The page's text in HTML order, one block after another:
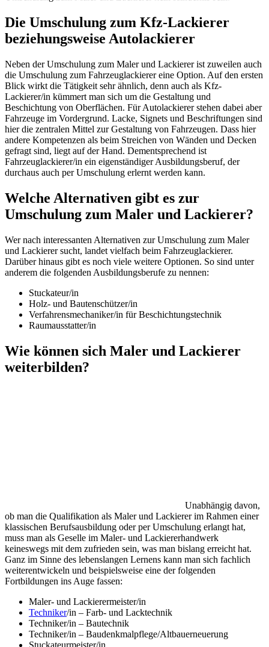
Die Umschulung zum Kfz-Lackierer
beziehungsweise Autolackierer
Neben der Umschulung zum Maler und Lackierer ist zuweilen auch
die Umschulung zum Fahrzeuglackierer eine Option. Auf den ersten
Blick wirkt die Tätigkeit sehr ähnlich, denn auch als Kfz-
Lackierer/in kümmert man sich um die Gestaltung und
Beschichtung von Oberflächen. Für Autolackierer stehen dabei aber
Fahrzeuge im Vordergrund. Lacke, Signets und Beschriftungen sind
hier die zentralen Mittel zur Gestaltung von Fahrzeugen. Dass hier
andere Kompetenzen als beim Streichen von Wänden und Decken
gefragt sind, liegt auf der Hand. Dementsprechend ist
Fahrzeuglackierer/in ein eigenständiger Ausbildungsberuf, der
durchaus auch per Umschulung erlernt werden kann.
Welche Alternativen gibt es zur
Umschulung zum Maler und Lackierer?
Wer nach interessanten Alternativen zur Umschulung zum Maler
und Lackierer sucht, landet vielfach beim Fahrzeuglackierer.
Darüber hinaus gibt es noch viele weitere Optionen. So sind unter
anderem die folgenden Ausbildungsberufe zu nennen:
Stuckateur/in
Holz- und Bautenschützer/in
Verfahrensmechaniker/in für Beschichtungstechnik
Raumausstatter/in
Wie können sich Maler und Lackierer
weiterbilden?
Unabhängig davon,
ob man die Qualifikation als Maler und Lackierer im Rahmen einer
klassischen Berufsausbildung oder per Umschulung erlangt hat,
muss man als Geselle im Maler- und Lackiererhandwerk
keineswegs mit dem zufrieden sein, was man bislang erreicht hat.
Ganz im Sinne des lebenslangen Lernens kann man sich fachlich
weiterentwickeln und beispielsweise eine der folgenden
Fortbildungen ins Auge fassen:
Maler- und Lackierermeister/in
Techniker/in – Farb- und Lacktechnik
Techniker/in – Bautechnik
Techniker/in – Baudenkmalpflege/Altbauerneuerung
Stuckateurmeister/in